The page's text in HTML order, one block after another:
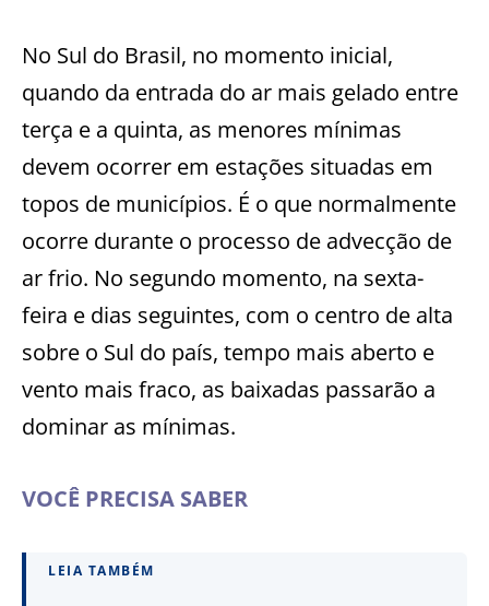
No Sul do Brasil, no momento inicial,
quando da entrada do ar mais gelado entre
terça e a quinta, as menores mínimas
devem ocorrer em estações situadas em
topos de municípios. É o que normalmente
ocorre durante o processo de advecção de
ar frio. No segundo momento, na sexta-
feira e dias seguintes, com o centro de alta
sobre o Sul do país, tempo mais aberto e
vento mais fraco, as baixadas passarão a
dominar as mínimas.
VOCÊ PRECISA SABER
LEIA TAMBÉM